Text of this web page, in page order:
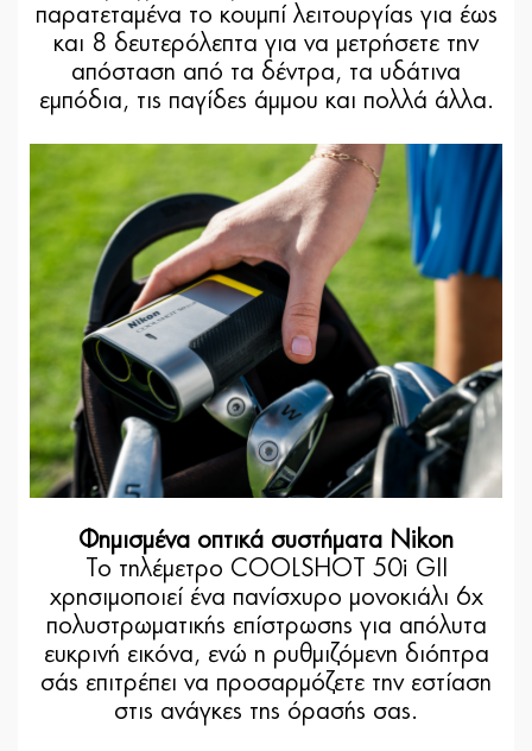
παρατεταμένα το κουμπί λειτουργίας για έως
και 8 δευτερόλεπτα για να μετρήσετε την
απόσταση από τα δέντρα, τα υδάτινα
εμπόδια, τις παγίδες άμμου και πολλά άλλα.
Φημισμένα οπτικά συστήματα Nikon
Το τηλέμετρο COOLSHOT 50i GII
χρησιμοποιεί ένα πανίσχυρο μονοκιάλι 6x
πολυστρωματικής επίστρωσης για απόλυτα
ευκρινή εικόνα, ενώ η ρυθμιζόμενη διόπτρα
σάς επιτρέπει να προσαρμόζετε την εστίαση
στις ανάγκες της όρασής σας.